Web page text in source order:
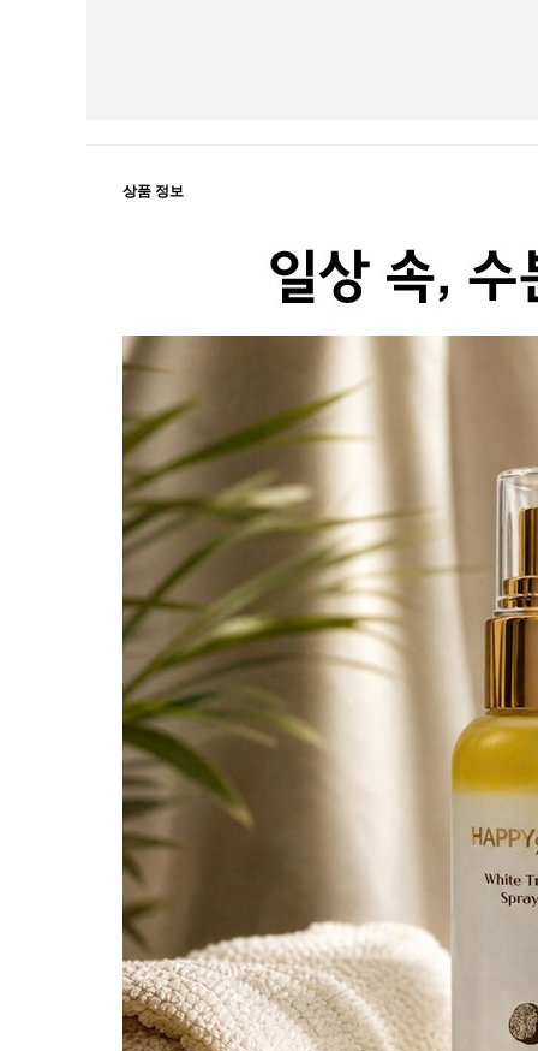
상품 정보